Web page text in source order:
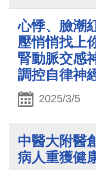
心悸、臉潮
壓悄悄找上
腎動脈交感
調控自律神
2025/3/5
中醫大附醫
病人重獲健